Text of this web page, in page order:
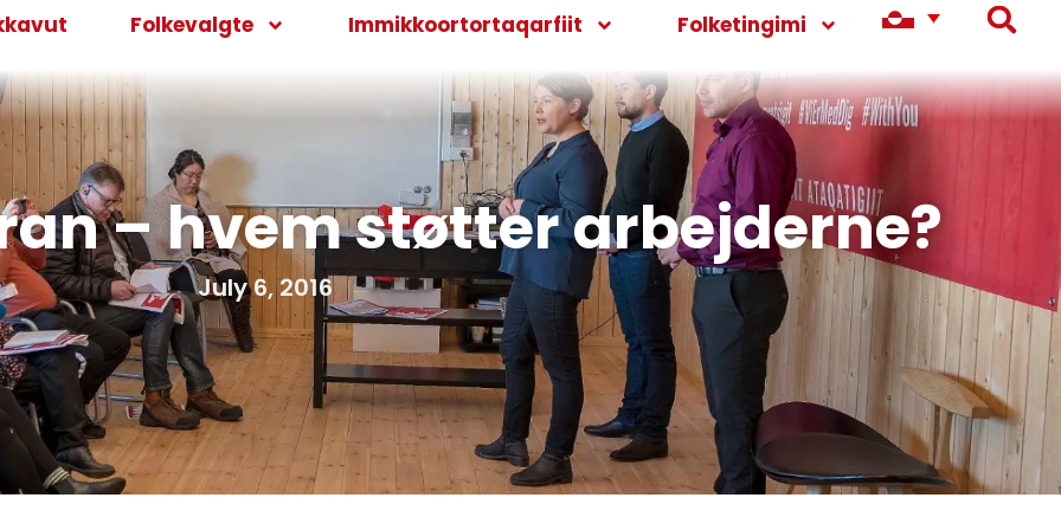
Folkevalgte Immikkoortortaqarfiit Folketingimi
– hvem støtter arbejderne?
July 6, 2016